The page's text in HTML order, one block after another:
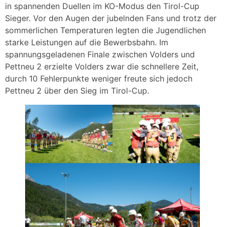
in spannenden Duellen im KO-Modus den Tirol-Cup
Sieger. Vor den Augen der jubelnden Fans und trotz der
sommerlichen Temperaturen legten die Jugendlichen
starke Leistungen auf die Bewerbsbahn. Im
spannungsgeladenen Finale zwischen Volders und
Pettneu 2 erzielte Volders zwar die schnellere Zeit,
durch 10 Fehlerpunkte weniger freute sich jedoch
Pettneu 2 über den Sieg im Tirol-Cup.